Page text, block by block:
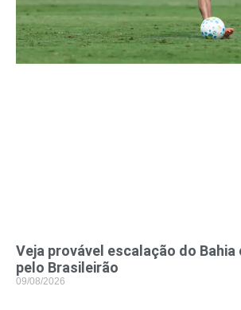
Veja provável escalação do
pelo Brasileirão
09/08/2026